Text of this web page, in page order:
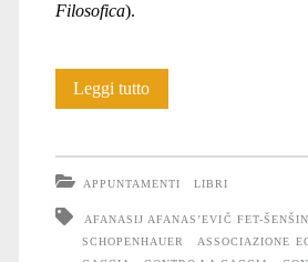
Filosofica).
Leggi tuttoGino
libro
APPUNTAMENTI LIBRI
AFANASIJ AFANAS’EVIČ FET-ŠENŠIN
SCHOPENHAUER
ASSOCIAZIONE